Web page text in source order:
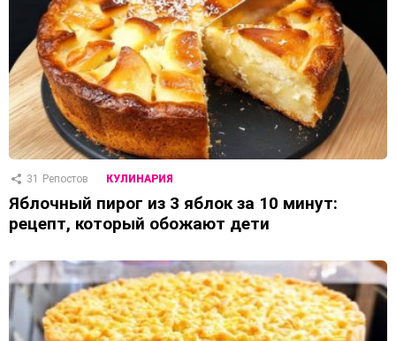
31 Репостов КУЛИНАРИЯ
Яблочный пирог из 3 яблок за 10 минут:
рецепт, который обожают дети